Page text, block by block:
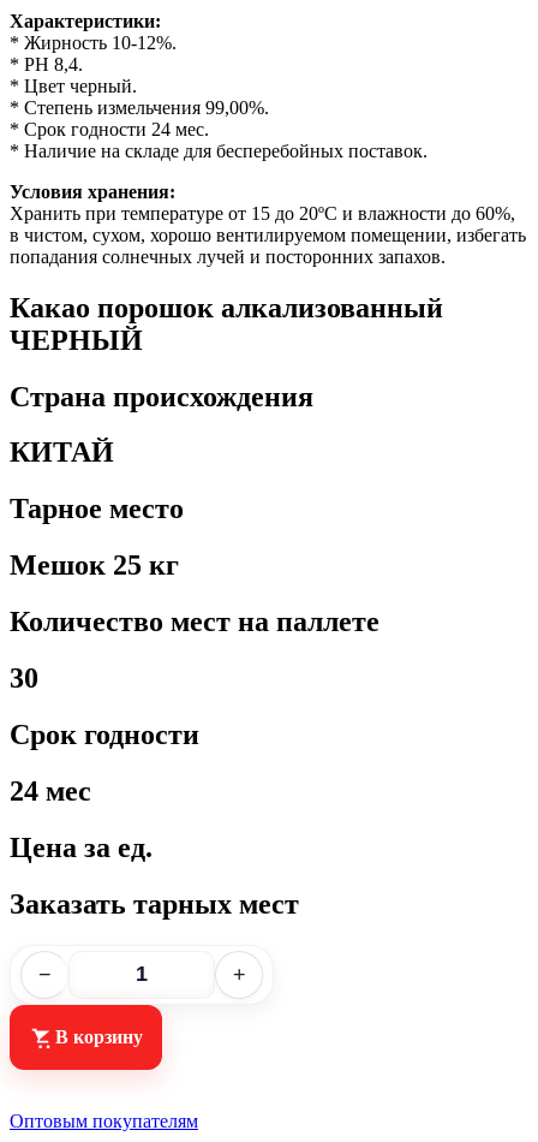
Характеристики:
* Жирность 10-12%.
* PH 8,4.
* Цвет черный.
* Степень измельчения 99,00%.
* Срок годности 24 мес.
* Наличие на складе для бесперебойных поставок.
Условия хранения:
Хранить при температуре от 15 до 20ºС и влажности до 60%,
в чистом, сухом, хорошо вентилируемом помещении, избегать
попадания солнечных лучей и посторонних запахов.
Какао порошок алкализованный
ЧЕРНЫЙ
Страна происхождения
КИТАЙ
Тарное место
Мешок 25 кг
Количество мест на паллете
30
Срок годности
24 мес
Цена за ед.
Заказать тарных мест
− +
В корзину
Оптовым покупателям